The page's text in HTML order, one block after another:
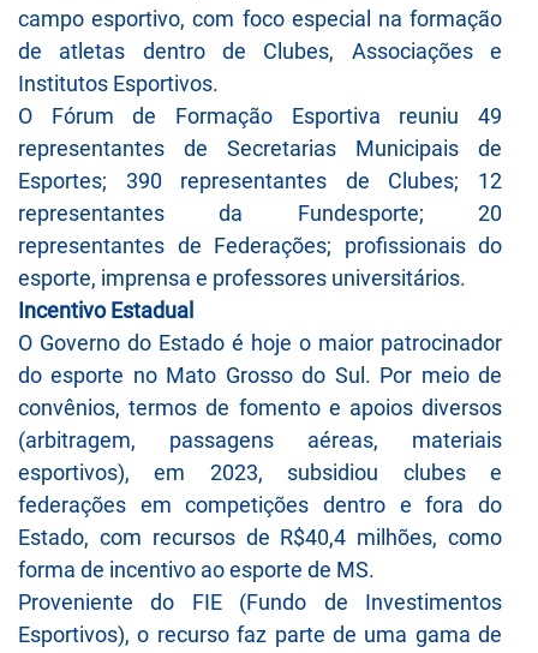
campo esportivo, com foco especial na formação
de atletas dentro de Clubes, Associações e
Institutos Esportivos.
O Fórum de Formação Esportiva reuniu 49
representantes de Secretarias Municipais de
Esportes; 390 representantes de Clubes; 12
representantes da Fundesporte; 20
representantes de Federações; profissionais do
esporte, imprensa e professores universitários.
Incentivo Estadual
O Governo do Estado é hoje o maior patrocinador
do esporte no Mato Grosso do Sul. Por meio de
convênios, termos de fomento e apoios diversos
(arbitragem, passagens aéreas, materiais
esportivos), em 2023, subsidiou clubes e
federações em competições dentro e fora do
Estado, com recursos de R$40,4 milhões, como
forma de incentivo ao esporte de MS.
Proveniente do FIE (Fundo de Investimentos
Esportivos), o recurso faz parte de uma gama de